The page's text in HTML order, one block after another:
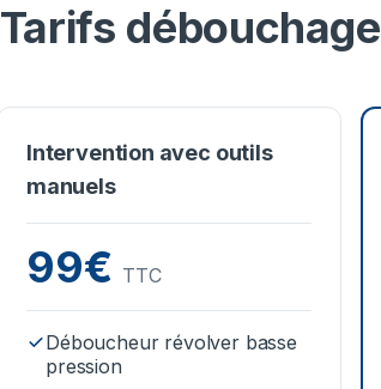
Tarifs
Intervention avec outils
manuels
99€ TTC
Déboucheur révolver basse
pression